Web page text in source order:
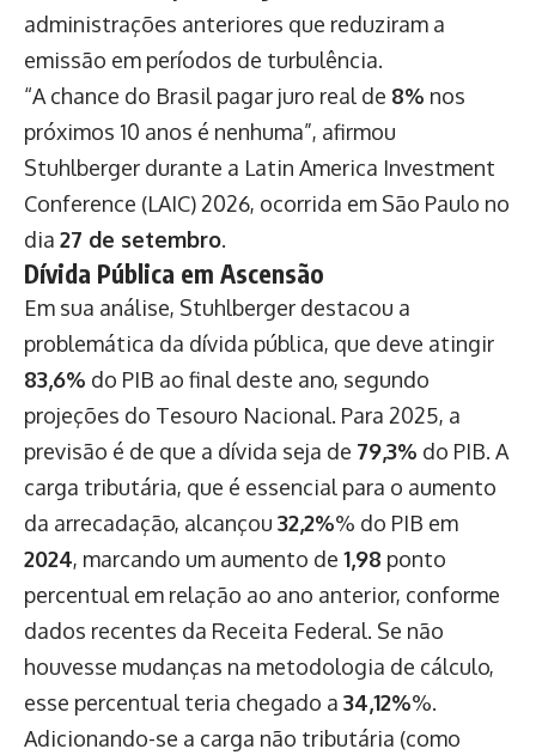
administrações anteriores que reduziram a
emissão em períodos de turbulência.
“A chance do Brasil pagar juro real de 8% nos
próximos 10 anos é nenhuma”, afirmou
Stuhlberger durante a Latin America Investment
Conference (LAIC) 2026, ocorrida em São Paulo no
dia 27 de setembro.
Dívida Pública em Ascensão
Em sua análise, Stuhlberger destacou a
problemática da dívida pública, que deve atingir
83,6% do PIB ao final deste ano, segundo
projeções do Tesouro Nacional. Para 2025, a
previsão é de que a dívida seja de 79,3% do PIB. A
carga tributária, que é essencial para o aumento
da arrecadação, alcançou 32,2%% do PIB em
2024, marcando um aumento de 1,98 ponto
percentual em relação ao ano anterior, conforme
dados recentes da Receita Federal. Se não
houvesse mudanças na metodologia de cálculo,
esse percentual teria chegado a 34,12%%.
Adicionando-se a carga não tributária (como